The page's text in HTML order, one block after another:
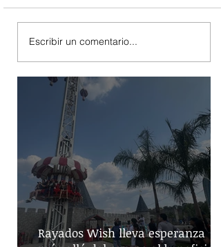
Escribir un comentario...
Rayados Wish lleva esperanza